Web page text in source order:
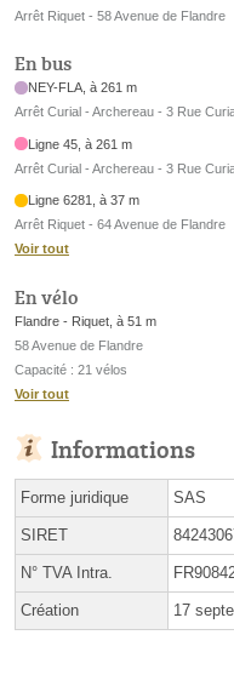
Arrêt Riquet - 58 Avenue de Flandre
En bus
NEY-FLA, à 261 m
Arrêt Curial - Archereau - 3 Rue
Ligne 45, à 261 m
Arrêt Curial - Archereau - 3 Rue
Ligne 6281, à 37 m
Arrêt Riquet - 64 Avenue de Flandre
Voir tout
En vélo
Flandre - Riquet, à 51 m
58 Avenue de Flandre
Capacité : 21 vélos
Voir tout
Informations
Forme juridique SAS
SIRET
N° TVA Intra.
Création 17